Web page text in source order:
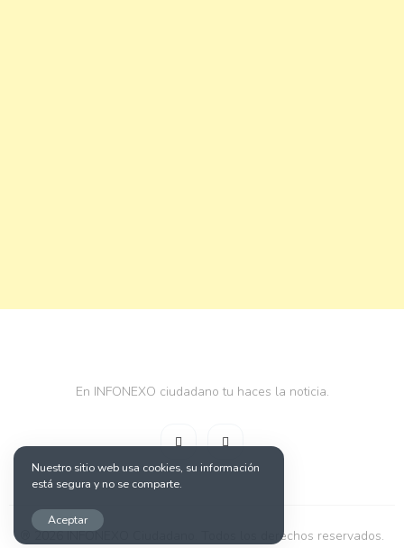
En INFONEXO ciudadano tu haces la noticia.
® 2026 INFONEXO Ciudadano. Todos los derechos reservados.
Nuestro sitio web usa cookies, su información
está segura y no se comparte.
Aceptar